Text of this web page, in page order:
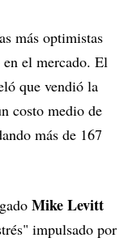
más optimistas
el mercado. El
que vendió la
costo medio de
más de 167
Mike Levitt
impulsado por